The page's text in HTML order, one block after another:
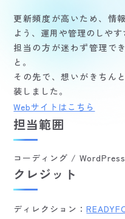
更新頻度が高いため、情
よう、運用や管理のしや
担当の方が迷わず管理で
と。
その先で、想いがきちん
装しました。
Webサイトはこちら
担当範囲
コーディング / WordPress
クレジット
ディレクション：